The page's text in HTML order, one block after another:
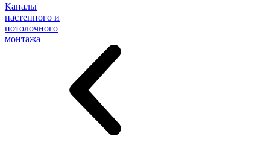
Каналы
настенного и
потолочного
монтажа